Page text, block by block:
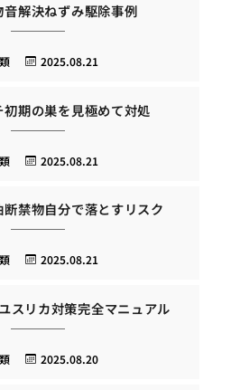
音解決ねずみ駆除事例
2025.08.21
初期の巣を見極めて対処
2025.08.21
禁物自分で落とすリスク
2025.08.21
スリカ対策完全マニュアル
2025.08.20